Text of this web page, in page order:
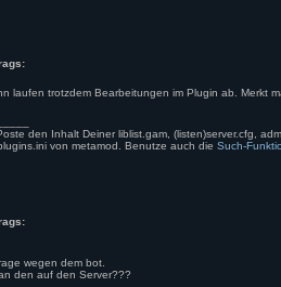
laufen trotzdem Bearbeitungen im Plugin ab. Merkt
den Inhalt Deiner liblist.gam, (listen)server.cfg,
von metamod. Benutze auch die Such-
wegen dem bot.
den auf den Server???